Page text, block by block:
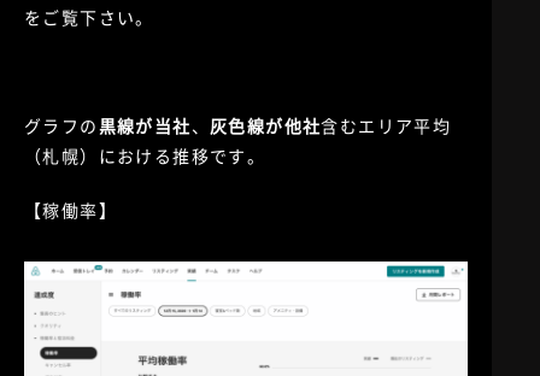
をご覧下さい。
グラフの黒線が当社、 灰色線が他社含むエリア平均
（札幌）における推移です。
【稼働率】